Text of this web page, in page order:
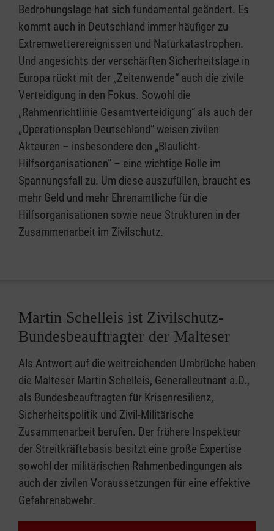
Bedrohungslage hat sich fundamental geändert. Es
kommt auch in Deutschland immer häufiger zu
Extremwetterereignissen und Naturkatastrophen.
Und angesichts der verschärften Sicherheitslage in
Europa rückt mit der „Zeitenwende“ auch die zivile
Verteidigung in den Fokus. Sowohl die
„Rahmenrichtlinie Gesamtverteidigung“ als auch der
„Operationsplan Deutschland“ weisen zivilen
Akteuren – insbesondere den „Blaulicht-
Hilfsorganisationen“ – eine wichtige Rolle im
Spannungsfall zu. Um diese auszufüllen, braucht es
mehr Geld und mehr Ehrenamtliche für die
Hilfsorganisationen sowie neue Strukturen in der
Zusammenarbeit im Zivilschutz.
Martin Schelleis ist Zivilschutz-
Bundesbeauftragter der Malteser
Als Antwort auf die weitreichenden Umbrüche haben
die Malteser Martin Schelleis, Generalleutnant a.D.,
als Bundesbeauftragten für Krisenresilienz,
Sicherheitspolitik und Zivil-Militärische
Zusammenarbeit berufen. Der frühere Inspekteur
der Streitkräftebasis besitzt eine große Expertise
sowohl der militärischen Rahmenbedingungen als
auch der zivilen Voraussetzungen für eine effektive
Gefahrenabwehr.